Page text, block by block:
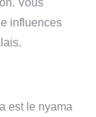
Vous
influences
est le nyama